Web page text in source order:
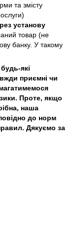
та змісту
установу
товар (не
банку. У такому
які
приємні чи
Проте, якщо
наша
до норм
Дякуємо за